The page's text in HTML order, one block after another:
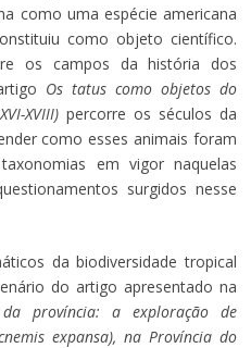
como uma espécie americana
como objeto científico.
os campos da história dos
Os tatus como objetos do
XVIII)percorre os séculos da
como esses animais foram
em vigor naquelas
surgidos nesse
da biodiversidade tropical
do artigo apresentado na
província: a exploração de
expansa), na Província do